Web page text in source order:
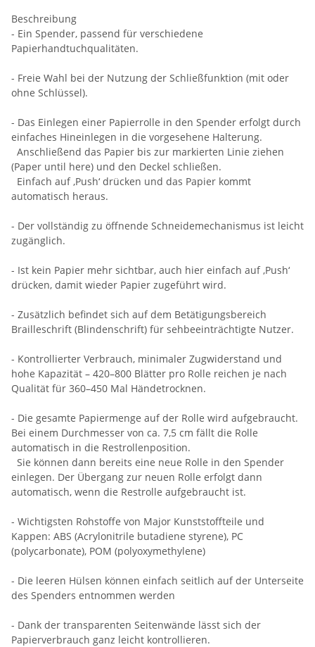
Beschreibung
- Ein Spender, passend für verschiedene
Papierhandtuchqualitäten.
- Freie Wahl bei der Nutzung der Schließfunktion (mit oder
ohne Schlüssel).
- Das Einlegen einer Papierrolle in den Spender erfolgt durch
einfaches Hineinlegen in die vorgesehene Halterung.
Anschließend das Papier bis zur markierten Linie ziehen
(Paper until here) und den Deckel schließen.
Einfach auf ‚Push‘ drücken und das Papier kommt
automatisch heraus.
- Der vollständig zu öffnende Schneidemechanismus ist leicht
zugänglich.
- Ist kein Papier mehr sichtbar, auch hier einfach auf ‚Push‘
drücken, damit wieder Papier zugeführt wird.
- Zusätzlich befindet sich auf dem Betätigungsbereich
Brailleschrift (Blindenschrift) für sehbeeinträchtigte Nutzer.
- Kontrollierter Verbrauch, minimaler Zugwiderstand und
hohe Kapazität – 420–800 Blätter pro Rolle reichen je nach
Qualität für 360–450 Mal Händetrocknen.
- Die gesamte Papiermenge auf der Rolle wird aufgebraucht.
Bei einem Durchmesser von ca. 7,5 cm fällt die Rolle
automatisch in die Restrollenposition.
Sie können dann bereits eine neue Rolle in den Spender
einlegen. Der Übergang zur neuen Rolle erfolgt dann
automatisch, wenn die Restrolle aufgebraucht ist.
- Wichtigsten Rohstoffe von Major Kunststoffteile und
Kappen: ABS (Acrylonitrile butadiene styrene), PC
(polycarbonate), POM (polyoxymethylene)
- Die leeren Hülsen können einfach seitlich auf der Unterseite
des Spenders entnommen werden
- Dank der transparenten Seitenwände lässt sich der
Papierverbrauch ganz leicht kontrollieren.